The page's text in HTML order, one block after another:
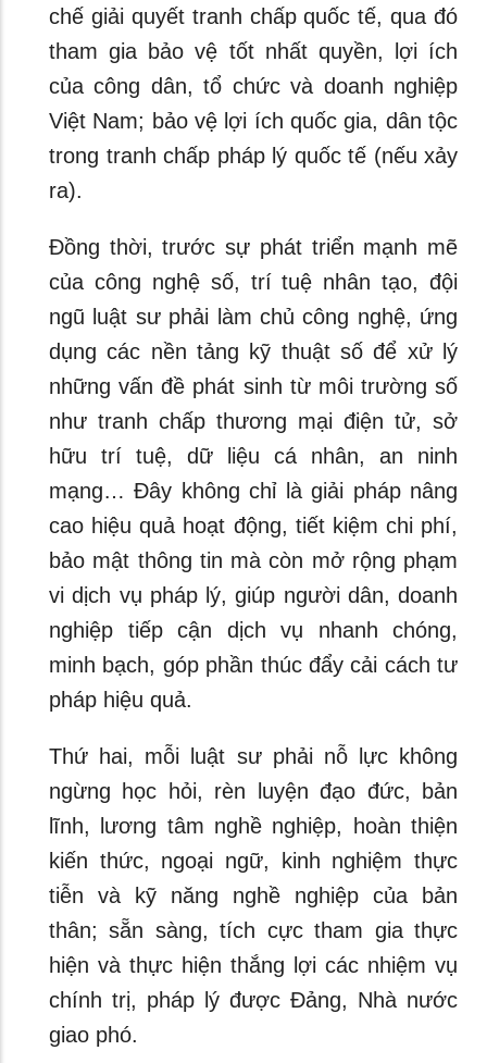
chế giải quyết tranh chấp quốc tế, qua đó
tham gia bảo vệ tốt nhất quyền, lợi ích
của công dân, tổ chức và doanh nghiệp
Việt Nam; bảo vệ lợi ích quốc gia, dân tộc
trong tranh chấp pháp lý quốc tế (nếu xảy
ra).
Đồng thời, trước sự phát triển mạnh mẽ
của công nghệ số, trí tuệ nhân tạo, đội
ngũ luật sư phải làm chủ công nghệ, ứng
dụng các nền tảng kỹ thuật số để xử lý
những vấn đề phát sinh từ môi trường số
như tranh chấp thương mại điện tử, sở
hữu trí tuệ, dữ liệu cá nhân, an ninh
mạng… Đây không chỉ là giải pháp nâng
cao hiệu quả hoạt động, tiết kiệm chi phí,
bảo mật thông tin mà còn mở rộng phạm
vi dịch vụ pháp lý, giúp người dân, doanh
nghiệp tiếp cận dịch vụ nhanh chóng,
minh bạch, góp phần thúc đẩy cải cách tư
pháp hiệu quả.
Thứ hai, mỗi luật sư phải nỗ lực không
ngừng học hỏi, rèn luyện đạo đức, bản
lĩnh, lương tâm nghề nghiệp, hoàn thiện
kiến thức, ngoại ngữ, kinh nghiệm thực
tiễn và kỹ năng nghề nghiệp của bản
thân; sẵn sàng, tích cực tham gia thực
hiện và thực hiện thắng lợi các nhiệm vụ
chính trị, pháp lý được Đảng, Nhà nước
giao phó.